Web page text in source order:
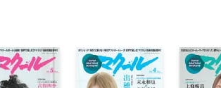
マクール探偵局
136期選手養成員修了記念